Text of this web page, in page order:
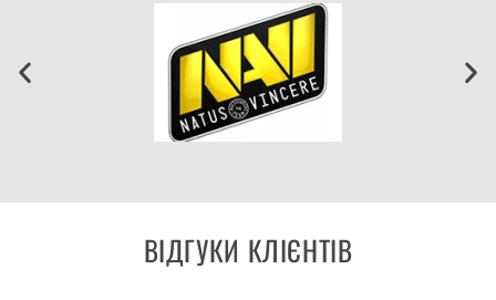
ВІДГУКИ КЛІЄНТІВ